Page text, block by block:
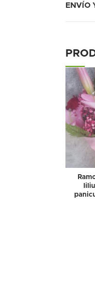
ENVÍO